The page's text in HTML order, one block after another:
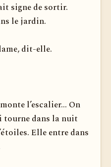
signe de sortir.
le jardin.
dit-elle.
l’escalier... On
tourne dans la nuit
Elle entre dans